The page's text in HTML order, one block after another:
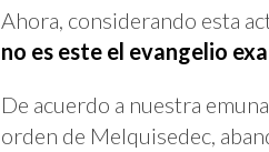
Ahora, considerando esta
no es este el evangelio
De acuerdo a nuestra
orden de Melquisedec,